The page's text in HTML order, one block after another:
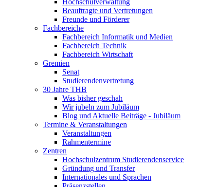
Hochschulverwaltung
Beauftragte und Vertretungen
Freunde und Förderer
Fachbereiche
Fachbereich Informatik und Medien
Fachbereich Technik
Fachbereich Wirtschaft
Gremien
Senat
Studierendenvertretung
30 Jahre THB
Was bisher geschah
Wir jubeln zum Jubiläum
Blog und Aktuelle Beiträge - Jubiläum
Termine & Veranstaltungen
Veranstaltungen
Rahmentermine
Zentren
Hochschulzentrum Studierendenservice
Gründung und Transfer
Internationales und Sprachen